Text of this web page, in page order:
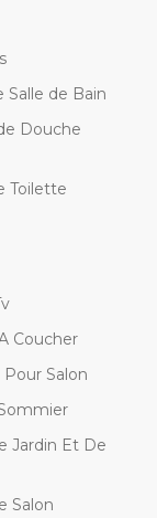
Salle de Bain
Douche
Toilette
Coucher
Salon
Jardin Et De
Salon